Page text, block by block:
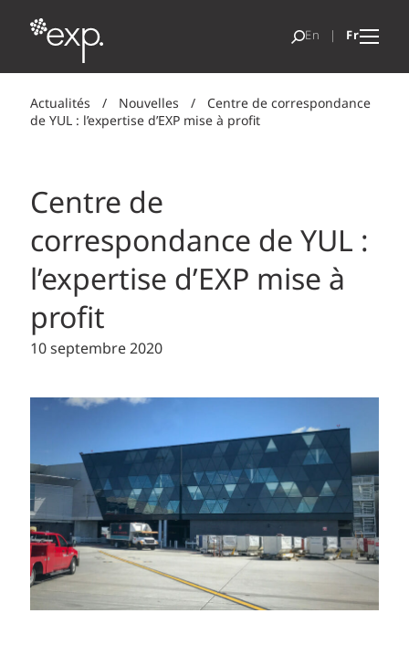
Actualités / Nouvelles /
Centre de correspondance
de YUL : l’expertise d’EXP mise à profit
Centre de
correspondance de YUL :
l’expertise d’EXP mise à
profit
10 septembre 2020